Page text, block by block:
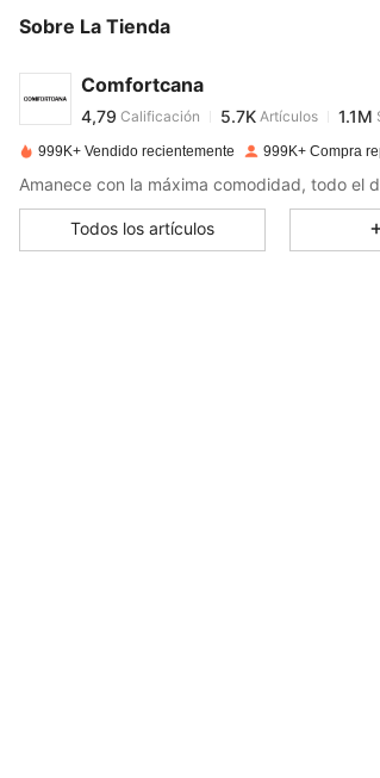
Sobre La Tienda
Comfortcana
4,79
A***3pagadoHace 1 día
1.1M
4,79 5.7K 1.1M
999K+ Vendido recientemente 999K+ Compra
Amanece con la máxima comodidad, todo el
Todos los artículos